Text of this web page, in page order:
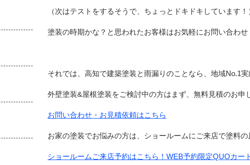
（次はテストをするそうで、ちょっとドキドキしています！
塗装の時期かな？と思われたお客様はお気軽にお問い合わせ
それでは、高知で建築塗装と雨漏りのことなら、地域No.1
外壁塗装&屋根塗装をご検討中の方はまず、無料見積のお申
お問い合わせ・お見積依頼はこちら
お家の塗装でお悩みの方は、ショールームにご来店で塗料
ショールームご来店予約はこちら！WEB予約限定QUOカー